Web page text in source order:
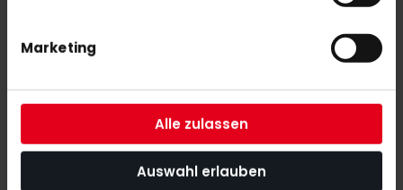
Marketing
Alle zulassen
Auswahl erlauben
SUBSCRIBE NEWSLETTER